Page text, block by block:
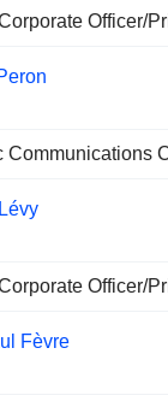
Officer/
Communications
Officer/
Fèvre